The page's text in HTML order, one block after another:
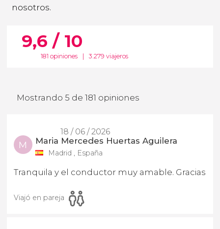
nosotros.
9,6 / 10
181 opiniones 3.279 viajeros
Mostrando 5 de 181 opiniones
18 / 06 / 2026
M Maria Mercedes Huertas Aguilera
Madrid , España
Tranquila y el conductor muy amable. Gracias
Viajó en pareja